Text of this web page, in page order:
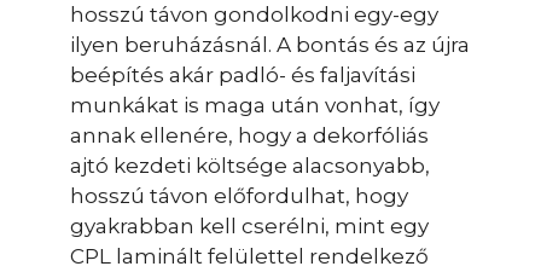
hosszú távon gondolkodni egy-egy
ilyen beruházásnál. A bontás és az újra
beépítés akár padló- és faljavítási
munkákat is maga után vonhat, így
annak ellenére, hogy a dekorfóliás
ajtó kezdeti költsége alacsonyabb,
hosszú távon előfordulhat, hogy
gyakrabban kell cserélni, mint egy
CPL laminált felülettel rendelkező